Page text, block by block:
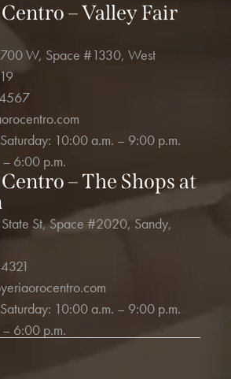
– Valley Fair
W, Space #1330, West
10:00 a.m. – 9:00 p.m.
– 6:00 p.m.
– The Shops at
St, Space #2020, Sandy,
10:00 a.m. – 9:00 p.m.
– 6:00 p.m.